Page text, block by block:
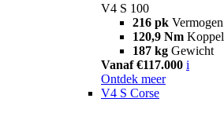
V4 S 100
216 pk Vermogen
120,9 Nm Koppel
187 kg Gewicht
Vanaf €117.000 i
Ontdek meer
V4 S Corse